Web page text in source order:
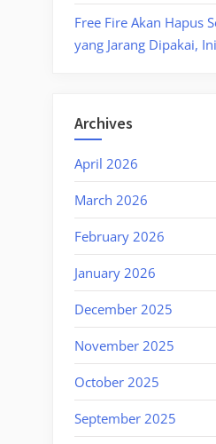
Free Fire Akan Hapus
yang Jarang Dipakai,
Archives
April 2026
March 2026
February 2026
January 2026
December 2025
November 2025
October 2025
September 2025